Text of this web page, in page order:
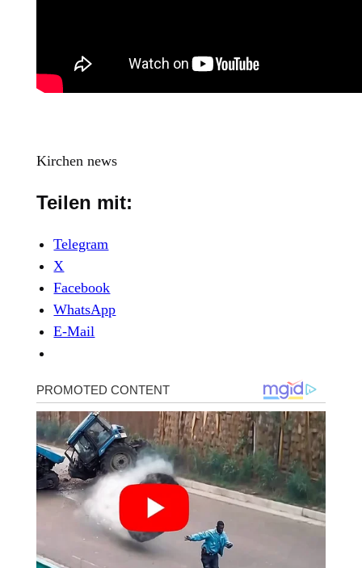
Kirchen news
Teilen mit:
Telegram
X
Facebook
WhatsApp
E-Mail